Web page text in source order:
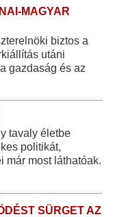
MAGYAR
biztos a
utáni
gazdaság és az
tavaly életbe
politikát,
már most láthatóak.
SÜRGET AZ